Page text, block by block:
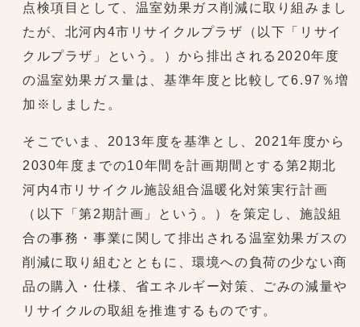
点検項目として、温室効果ガス削減に取り組みまし
たが、北河内4市リサイクルプラザ（以下「リサイ
クルプラザ」という。）から排出される2020年度
の温室効果ガス量は、基準年度と比較して6.97％増
加※しました。
そこでいま、2013年度を基準とし、2021年度から
2030年度までの10年間を計画期間とする第2期北
河内4市リサイクル施設組合温暖化対策実行計画
（以下「第2期計画」という。）を策定し、施設組
合の事務・事業に関して排出される温室効果ガスの
削減に取り組むとともに、環境への負荷の少ない商
品の購入・仕様、省エネルギー対策、ごみの減量や
リサイクルの取組を推進するものです。